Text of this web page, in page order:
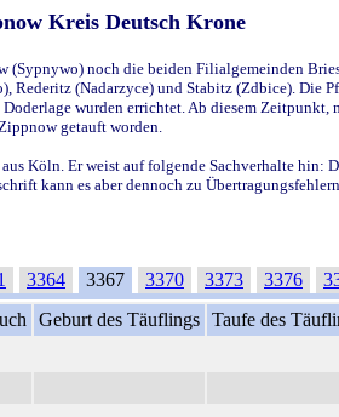
Kreis Deutsch Krone
noch die beiden Filialgemeinden
Rederitz (Nadarzyce) und Stabitz (Zdbice).
wurden errichtet. Ab diesem Zeitpunkt,
getauft worden.
aus Köln. Er weist auf folgende Sachverhalte hin:
kann es aber dennoch zu
3364 3367 3370 3373 3376
Geburt des Täuflings Taufe des